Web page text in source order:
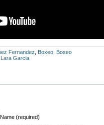
Fernandez Boxeo Boxeo
Lara Garcia
Name (required)